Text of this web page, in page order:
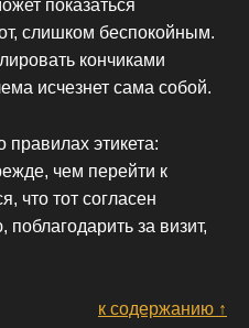
показаться
слишком беспокойным.
кончиками
исчезнет сама собой.
этикета:
чем перейти к
что тот согласен
за визит,
к содержанию ↑